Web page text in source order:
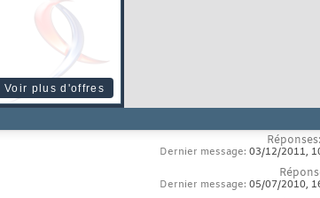
Voir plus d'offres
Réponses:
Dernier message: 03/12/2011,
Dernier message: 05/07/2010,